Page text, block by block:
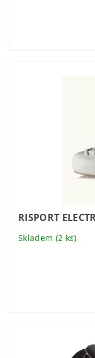
RISPORT
Skladem (2 ks)